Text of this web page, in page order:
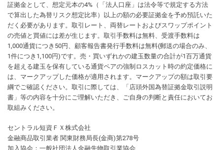
証拠金として、想定元本の4%（「法人口座」は法令等で規定する方法
で算出した為替リスク想定比率）以上の額の必要証拠金を予め預託いた
だく必要があります。取引レート、両替レートおよびスワップポイント
の売値と買値には差が生じます。取引手数料は無料、受渡手数料は
1,000通貨につき50円、顧客報告書発行手数料は無料(郵送の場合のみ、
1件につき1,100円)です。売・買いずれかの建玉数量の合計が1百万通貨
を超える建玉を保有している通貨ペアの強制ロスカット時の約定価格に
は、マークアップした価格が適用されます。マークアップの額は取引要
綱でご確認ください。取引に際しては、「店頭外国為替証拠金取引説明
書」等の内容を十分にご理解いただき、ご自身の判断と責任においてお
取組みください。
セントラル短資ＦＸ株式会社
金融商品取引業者 関東財務局長(金商)第278号
加入協会：一般社団法人金融先物取引業協会